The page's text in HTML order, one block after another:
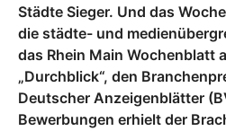
Städte Sieger. Und das
die städte- und
das Rhein Main Wochenblatt
„Durchblick“, den
Deutscher Anzeigenblätter
Bewerbungen erhielt der